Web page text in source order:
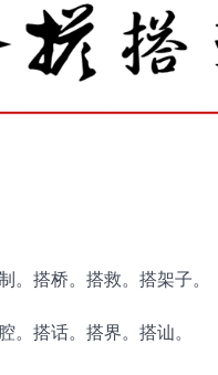
搭桥。搭救。搭架子。
搭话。搭界。搭讪。